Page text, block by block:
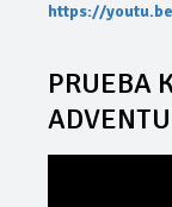
https://
PRUEBA